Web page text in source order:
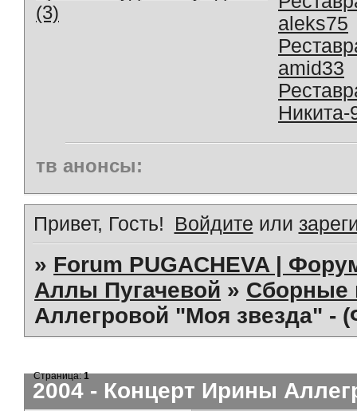
(3)
aleks75
amid33
Никита-
тв анонсы:
Привет, Гость! Войдите или
» Forum PUGACHEVA |
Аллы Пугачевой » Сборные
Аллегровой "Моя звезда" -
2004 - Концерт Ирины
Страница:1